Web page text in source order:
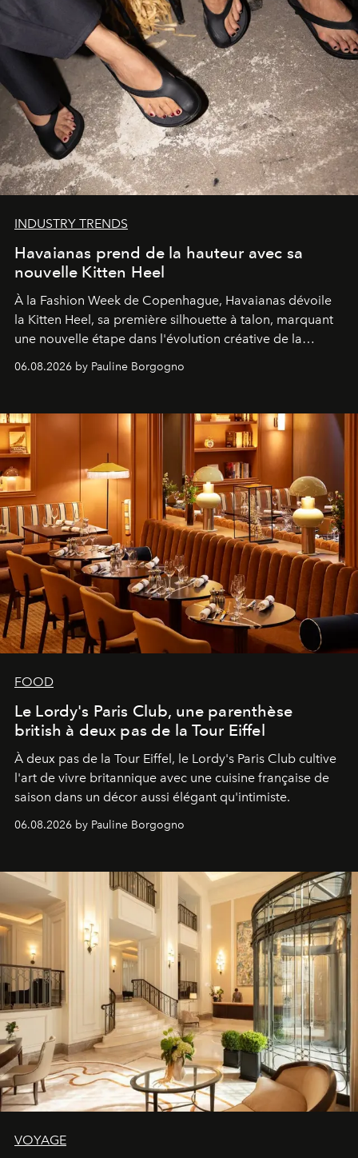
INDUSTRY TRENDS
Havaianas prend de la hauteur avec sa
nouvelle Kitten Heel
À la Fashion Week de Copenhague, Havaianas dévoile
la Kitten Heel, sa première silhouette à talon, marquant
une nouvelle étape dans l'évolution créative de la
06.08.2026 by Pauline Borgogno
FOOD
Le Lordy's Paris Club, une parenthèse
british à deux pas de la Tour Eiffel
À deux pas de la Tour Eiffel, le Lordy's Paris Club cultive
l'art de vivre britannique avec une cuisine française de
saison dans un décor aussi élégant qu'intimiste.
06.08.2026 by Pauline Borgogno
VOYAGE